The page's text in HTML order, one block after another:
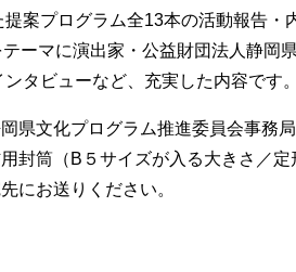
案プログラム全13本の活動報告・
ーマに演出家・公益財団法人静岡
タビューなど、充実した内容です。
県文化プログラム推進委員会事務
封筒（B５サイズが入る大きさ／
にお送りください。